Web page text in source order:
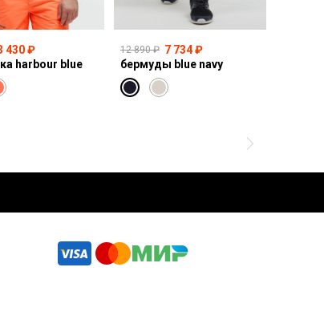
430 ₽
harbour blue
12 890 ₽ 7 734 ₽
бермуды blue navy